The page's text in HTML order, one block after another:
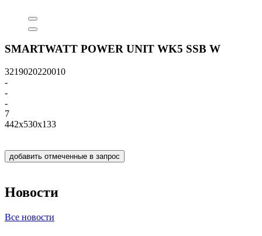
SMARTWATT POWER UNIT WK5 SSB W
3219020220010
-
-
-
7
442x530x133
добавить отмеченные в запрос
Новости
Все новости